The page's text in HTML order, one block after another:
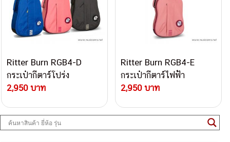
Ritter Burn RGB4-D
กระเป๋ากีตาร์โปร่ง
2,950 บาท
Ritter Burn RGB4-E
กระเป๋ากีตาร์ไฟฟ้า
2,950 บาท